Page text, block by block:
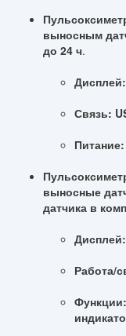
выносным
до 24 ч.
Дисплей:
Связь:
Питание:
выносные
датчика в
Дисплей:
Работа/
Функции: